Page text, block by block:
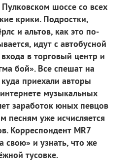
шоссе со всех
крики. Подростки,
и альтов, как это по-
идут с автобусной
в торговый центр и
бой». Все спешат на
приехали авторы
музыкальных
заработок юных певцов
песням уже исчисляется
Корреспондент MR7
свою» и узнать, что же
тусовке.